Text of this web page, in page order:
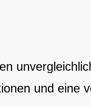
und eine